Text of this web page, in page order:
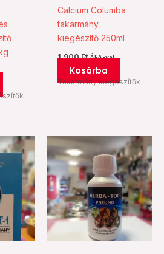
Calcium Columba
takarmány
kiegészítő 250ml
1.900Ft ÁFA-val
Kosárba
Takarmány kiegészítők